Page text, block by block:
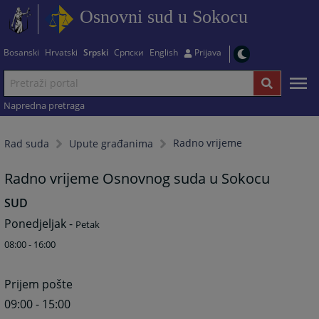
Osnovni sud u Sokocu
Bosanski Hrvatski Srpski Српски English Prijava
Napredna pretraga
Rad suda Upute građanima Radno vrijeme
Radno vrijeme Osnovnog suda u Sokocu
SUD
Ponedjeljak - Petak
08:00 - 16:00
Prijem pošte
09:00 - 15:00